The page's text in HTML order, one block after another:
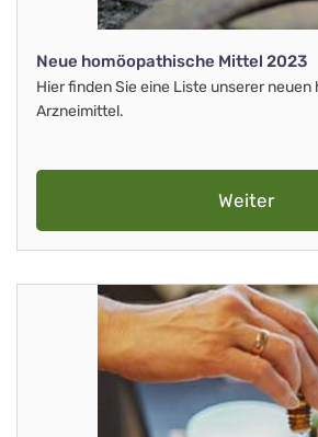
Neue homöopathische Mittel 2023
Hier finden Sie eine Liste unserer
Arzneimittel.
Weiter